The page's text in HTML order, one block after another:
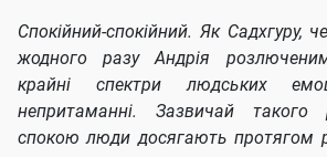
Спокійний-спокійний. Як Садхгуру,
жодного разу Андрія
крайні спектри людських
непритаманні. Зазвичай такого
спокою люди досягають протягом